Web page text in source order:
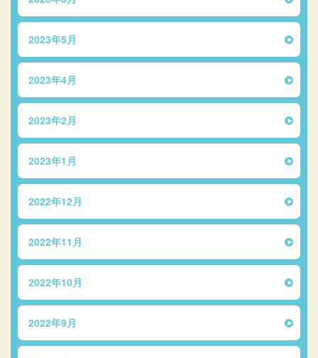
2023年5月
2023年4月
2023年2月
2023年1月
2022年12月
2022年11月
2022年10月
2022年9月